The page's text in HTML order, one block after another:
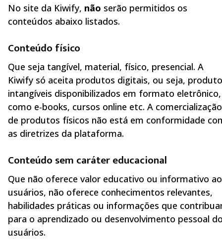
No site da Kiwify, não serão permitidos os
conteúdos abaixo listados.
Conteúdo físico
Que seja tangível, material, físico, presencial. A
Kiwify só aceita produtos digitais, ou seja,
intangíveis disponibilizados em formato eletrônico,
como e-books, cursos online etc. A comercialização
de produtos físicos não está em conformidade
as diretrizes da plataforma.
Conteúdo sem caráter educacional
Que não oferece valor educativo ou informativo
usuários, não oferece conhecimentos relevantes,
habilidades práticas ou informações que
para o aprendizado ou desenvolvimento pessoal
usuários.